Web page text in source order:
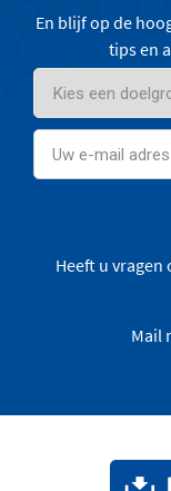
En blijf op de
tips en
Heeft u vragen
Mail